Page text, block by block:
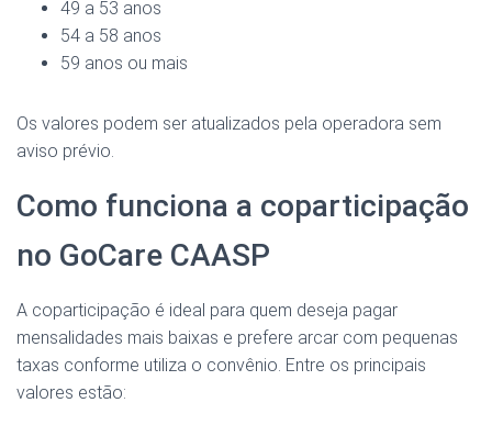
49 a 53 anos
54 a 58 anos
59 anos ou mais
Os valores podem ser atualizados pela operadora sem
aviso prévio.
Como funciona a coparticipação
no GoCare CAASP
A coparticipação é ideal para quem deseja pagar
mensalidades mais baixas e prefere arcar com pequenas
taxas conforme utiliza o convênio. Entre os principais
valores estão: